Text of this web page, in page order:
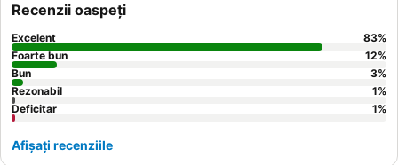
Recenzii oaspeți
Excelent 83%
Foarte bun
12%
Bun
3%
Rezonabil
1%
Deficitar
1%
Afișați recenziile